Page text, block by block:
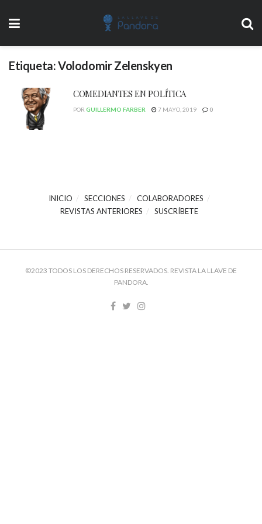
Etiqueta:Volodomir Zelenskyen
COMEDIANTES EN POLÍTICA
POR GUILLERMO FARBER 7 MAYO, 2019 0
INICIO SECCIONES
COLABORADORES
REVISTAS ANTERIORES
SUSCRÍBETE
©2023 TODOS LOS DERECHOS RESERVADOS. REVISTA LA LLAVE DE
PANDORA.